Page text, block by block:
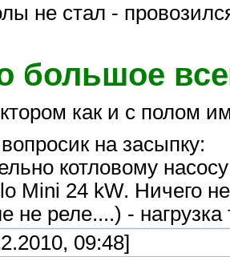
не стал -
большое
как и с полом
на засыпку:
котловому
Mini 24 kW. Ничего
не реле....) -
09:48]